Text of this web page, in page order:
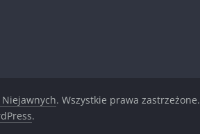
. Wszystkie prawa zastrzeżone.
.